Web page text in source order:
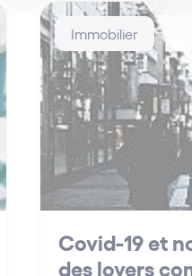
Immobilier
Covid-19 et
des loyers